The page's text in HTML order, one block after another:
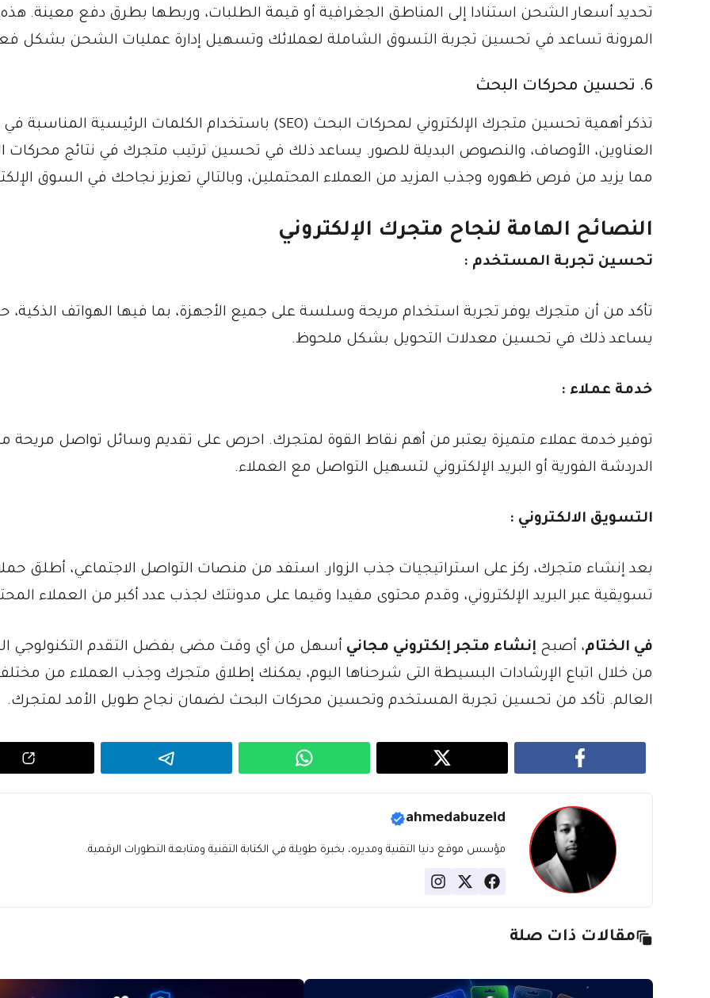
تحديد أسعار الشحن استنادا إلى المناطق الجغرافية أو قيمة الطلبات، وربطها بطرق دفع معينة. هذه
المرونة تساعد في تحسين تجربة التسوق الشاملة لعملائك وتسهيل إدارة عمليات الشحن بشكل
6. تحسين محركات البحث
تذكر أهمية تحسين متجرك الإلكتروني لمحركات البحث (SEO) باستخدام الكلمات الرئيسية المناسبة في
العناوين، الأوصاف، والنصوص البديلة للصور. يساعد ذلك في تحسين ترتيب متجرك في نتائج محركات
مما يزيد من فرص ظهوره وجذب المزيد من العملاء المحتملين، وبالتالي تعزيز نجاحك في السوق
النصائح الهامة لنجاح متجرك الإلكتروني
تحسين تجربة المستخدم :
تأكد من أن متجرك يوفر تجربة استخدام مريحة وسلسة على جميع الأجهزة، بما فيها الهواتف الذكية،
يساعد ذلك في تحسين معدلات التحويل بشكل ملحوظ.
خدمة عملاء :
توفير خدمة عملاء متميزة يعتبر من أهم نقاط القوة لمتجرك. احرص على تقديم وسائل تواصل مريحة
الدردشة الفورية أو البريد الإلكتروني لتسهيل التواصل مع العملاء.
التسويق الالكتروني :
بعد إنشاء متجرك، ركز على استراتيجيات جذب الزوار. استفد من منصات التواصل الاجتماعي، أطلق
تسويقية عبر البريد الإلكتروني، وقدم محتوى مفيدا وقيما على مدونتك لجذب عدد أكبر من العملاء
في الختام، أصبح إنشاء متجر إلكتروني مجاني أسهل من أي وقت مضى بفضل التقدم التكنولوجي
من خلال اتباع الإرشادات البسيطة التى شرحناها اليوم، يمكنك إطلاق متجرك وجذب العملاء من
العالم. تأكد من تحسين تجربة المستخدم وتحسين محركات البحث لضمان نجاح طويل الأمد لمتجرك.
ahmedabuzeid
مؤسس موقع دنيا التقنية ومديره، بخبرة طويلة في الكتابة التقنية ومتابعة التطورات الرقمية.
مقالات ذات صلة